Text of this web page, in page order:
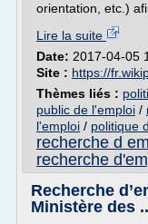
orientation, etc.)
Lire la suite
Date: 2017-04-05
Site : https://
Thèmes liés :
public de l'emploi /
l'emploi / politique
recherche d
recherche
Recherche
Ministère des